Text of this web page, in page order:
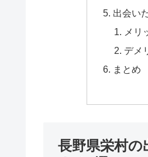
出会い
メリ
デメ
まとめ
長野県栄村